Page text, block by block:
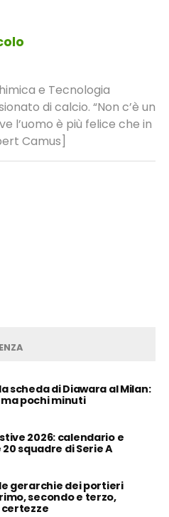
e Tecnologia
di calcio. “Non c’è un
l’uomo è più felice che in
Camus]
scheda di Diawara al Milan:
pochi minuti
2026: calendario e
squadre di Serie A
gerarchie dei portieri
secondo e terzo,